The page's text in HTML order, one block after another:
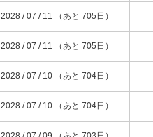
2028 / 07 / 11 （あと 705日）
2028 / 07 / 11 （あと 705日）
2028 / 07 / 10 （あと 704日）
2028 / 07 / 10 （あと 704日）